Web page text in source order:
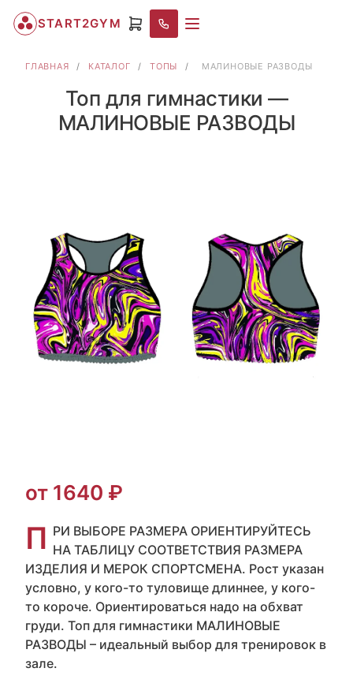
START2GYM
ГЛАВНАЯ / КАТАЛОГ / ТОПЫ / МАЛИНОВЫЕ РАЗВОДЫ
Топ для гимнастики —
МАЛИНОВЫЕ РАЗВОДЫ
от 1640 ₽
П РИ ВЫБОРЕ РАЗМЕРА ОРИЕНТИРУЙТЕСЬ
НА ТАБЛИЦУ СООТВЕТСТВИЯ РАЗМЕРА
ИЗДЕЛИЯ И МЕРОК СПОРТСМЕНА. Рост указан
условно, у кого-то туловище длиннее, у кого-
то короче. Ориентироваться надо на обхват
груди. Топ для гимнастики МАЛИНОВЫЕ
РАЗВОДЫ – идеальный выбор для тренировок в
зале.